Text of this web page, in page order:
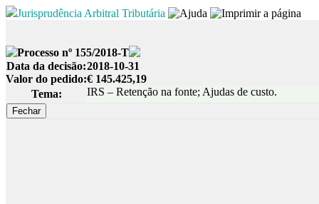
Jurisprudência Arbitral Tributária
Processo nº 155/2018-T
Data da decisão:2018-10-31
Valor do pedido:€ 145.425,19
Tema:
IRS – Retenção na fonte; Ajudas de custo.